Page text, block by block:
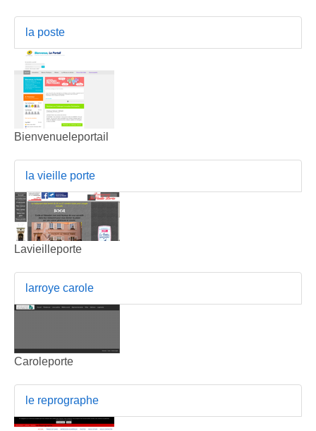
la poste
Bienvenueleportail
la vieille porte
Lavieilleporte
larroye carole
Caroleporte
le reprographe